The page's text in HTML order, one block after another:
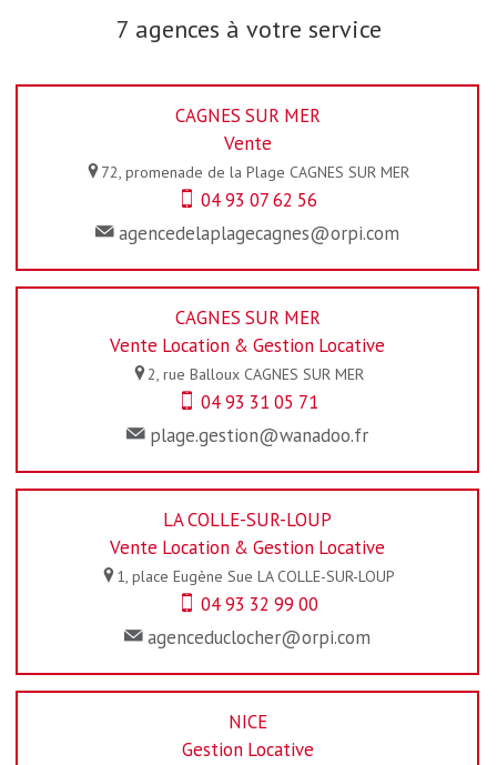
7 agences à votre service
CAGNES SUR MER
Vente
72, promenade de la Plage CAGNES SUR MER
04 93 07 62 56
agencedelaplagecagnes@orpi.com
CAGNES SUR MER
Vente Location & Gestion Locative
2, rue Balloux CAGNES SUR MER
04 93 31 05 71
plage.gestion@wanadoo.fr
LA COLLE-SUR-LOUP
Vente Location & Gestion Locative
1, place Eugène Sue LA COLLE-SUR-LOUP
04 93 32 99 00
agenceduclocher@orpi.com
NICE
Gestion Locative